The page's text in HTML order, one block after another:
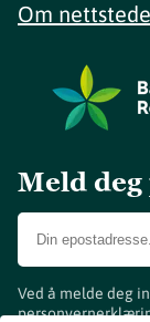
Om
Meld
Ved å melde deg